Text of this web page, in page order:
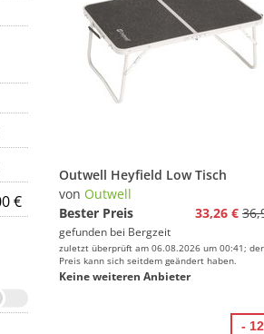
€
Outwell Heyfield Low Tisch
von Outwell
Bester Preis
33,26 €
gefunden bei Bergzeit
zuletzt überprüft am 06.08.2026 um 00:41; der
Preis kann sich seitdem geändert haben.
Keine weiteren Anbieter
-